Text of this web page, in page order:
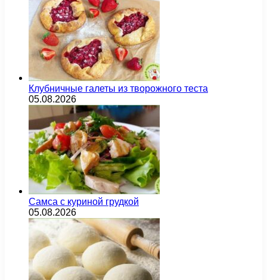
Клубничные галеты из творожного теста
05.08.2026
Самса с куриной грудкой
05.08.2026